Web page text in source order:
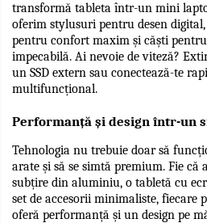
transformă tableta într-un mini
oferim stylusuri pentru desen
pentru confort maxim și căști
impecabilă. Ai nevoie de viteză?
un SSD extern sau conectează-te
multifuncțional.
Performanță și design într-un
Tehnologia nu trebuie doar să
arate și să se simtă premium. Fie
subțire din aluminiu, o tabletă cu
set de accesorii minimaliste, fiecare
oferă performanță și un design pe